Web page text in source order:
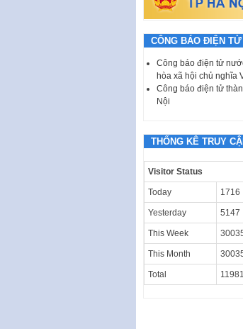
CÔNG BÁO ĐIỆN TỬ
Công báo điện tử
hòa xã hội chủ nghĩa
Công báo điện tử
Nội
THỐNG KÊ TRUY
Visitor Status
Today 1716
Yesterday 5147
This Week
This Month
Total